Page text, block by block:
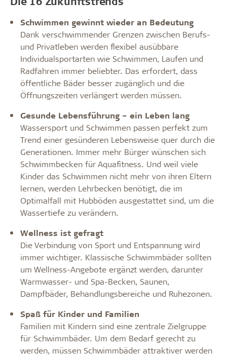
Schwimmen gewinnt wieder an Bedeutung
Dank verschwimmender Grenzen zwischen Berufs-
und Privatleben werden flexibel ausübbare
Individualsportarten wie Schwimmen, Laufen und
Radfahren immer beliebter. Das erfordert, dass
öffentliche Bäder besser zugänglich und die
Öffnungszeiten verlängert werden müssen.
Gesunde Lebensführung – ein Leben lang
Wassersport und Schwimmen passen perfekt zum
Trend einer gesünderen Lebensweise quer durch die
Generationen. Immer mehr Bürger wünschen sich
Schwimmbecken für Aquafitness. Und weil viele
Kinder das Schwimmen nicht mehr von ihren Eltern
lernen, werden Lehrbecken benötigt, die im
Optimalfall mit Hubböden ausgestattet sind, um die
Wassertiefe zu verändern.
Wellness ist gefragt
Die Verbindung von Sport und Entspannung wird
immer wichtiger. Klassische Schwimmbäder sollten
um Wellness­-Angebote ergänzt werden, darunter
Warmwasser­- und Spa­-Becken, Saunen,
Dampfbäder, Behandlungsbereiche und Ruhezonen.
Spaß für Kinder und Familien
Familien mit Kindern sind eine zentrale Zielgruppe
für Schwimmbäder. Um dem Bedarf gerecht zu
werden, müssen Schwimmbäder attraktiver werden